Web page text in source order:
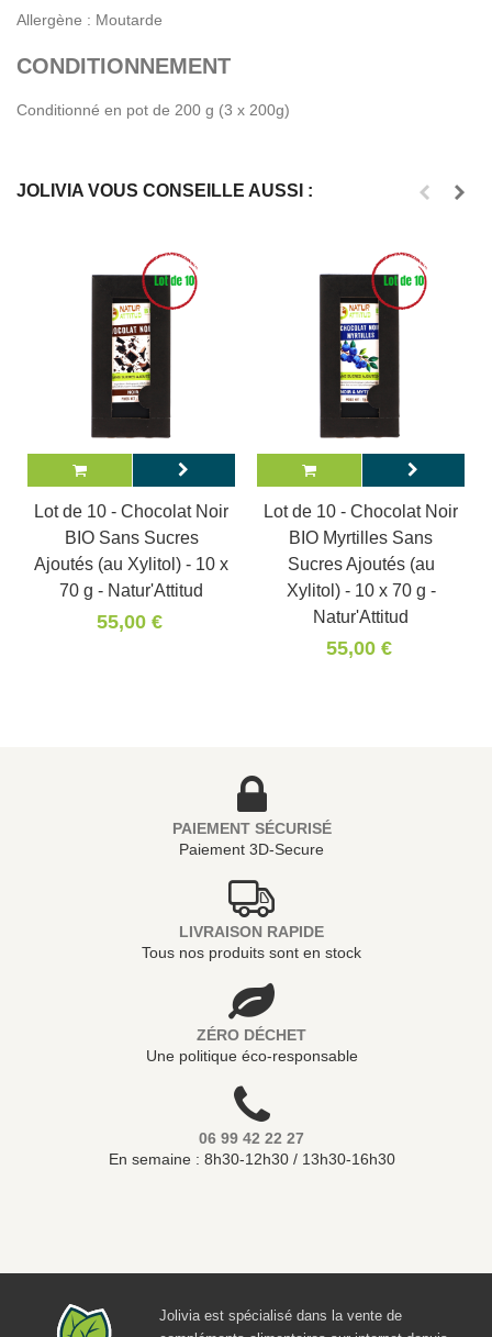
Allergène : Moutarde
CONDITIONNEMENT
Conditionné en pot de 200 g (3 x 200g)
JOLIVIA VOUS CONSEILLE AUSSI :
Lot de 10 - Chocolat Noir
BIO Sans Sucres
Ajoutés (au Xylitol) - 10 x
70 g - Natur'Attitud
55,00 €
Lot de 10 - Chocolat Noir
BIO Myrtilles Sans
Sucres Ajoutés (au
Xylitol) - 10 x 70 g -
Natur'Attitud
55,00 €
PAIEMENT SÉCURISÉ
Paiement 3D-Secure
LIVRAISON RAPIDE
Tous nos produits sont en stock
ZÉRO DÉCHET
Une politique éco-responsable
06 99 42 22 27
En semaine : 8h30-12h30 / 13h30-16h30
Jolivia est spécialisé dans la vente de